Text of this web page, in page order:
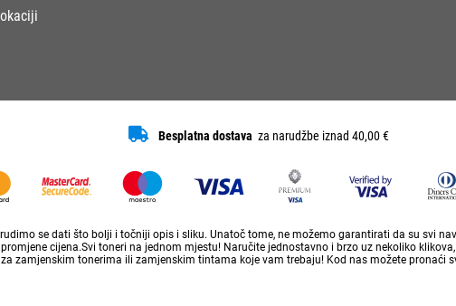
Besplatna dostava za narudžbe iznad 40,00 €
se dati što bolji i točniji opis i sliku. Unatoč tome, ne možemo garantirati da su svi
cijena.Svi toneri na jednom mjestu! Naručite jednostavno i brzo uz nekoliko
zamjenskim tonerima ili zamjenskim tintama koje vam trebaju! Kod nas možete pronaći